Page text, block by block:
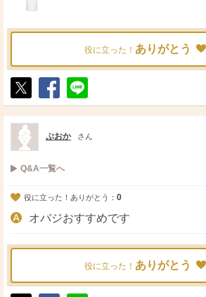
役に立った！ ありがとう
ポ
ス
ト
シ
ェ
送
る
ぷおか さん
Q&A一覧へ
役に立った！ありがとう： 0
オバジおすすめです
役に立った！ ありがとう